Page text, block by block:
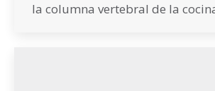
la columna vertebral de la